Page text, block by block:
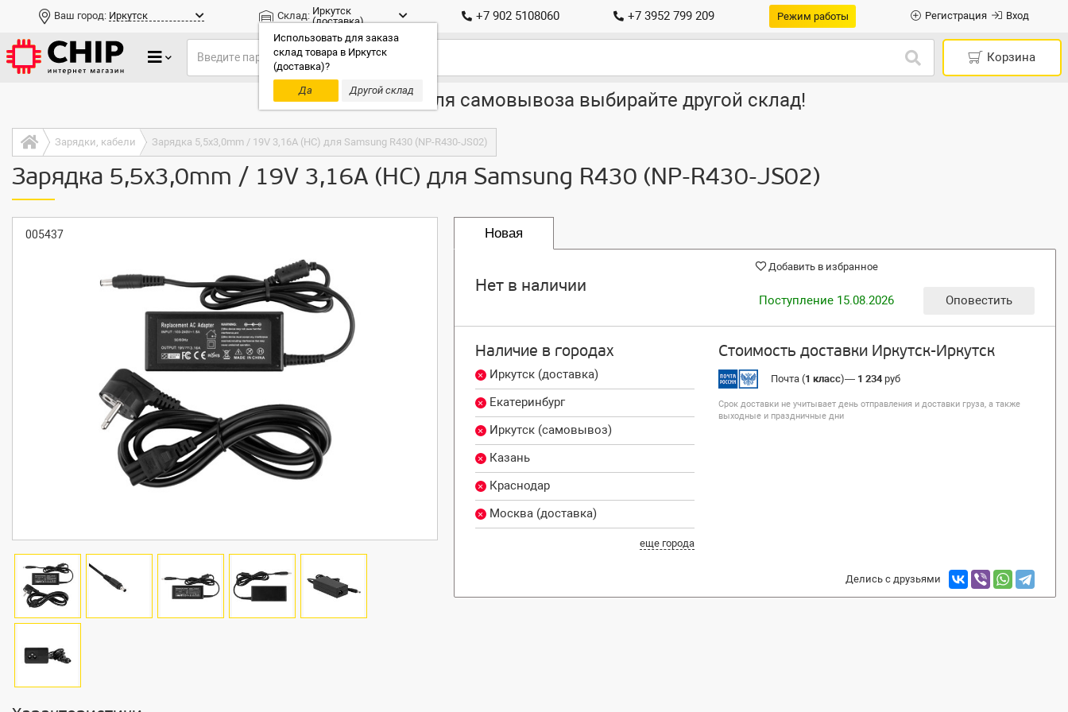
Ваш город: Иркутск Склад: Иркутск
(доставка)
Использовать для заказа
склад товара в Иркутск
(доставка)?
Да
Другой склад
+7 902 5108060 +7 3952 799 209 Режим работы Регистрация Вход
Корзина
Только доставка, для самовывоза выбирайте другой склад!
Зарядки, кабели Зарядка 5,5x3,0mm / 19V 3,16A (HC) для Samsung R430 (NP-R430-JS02)
Зарядка 5,5x3,0mm / 19V 3,16A (HC) для Samsung R430 (NP-R430-JS02)
005437 Новая
Нет в наличии
Добавить в избранное
Поступление 15.08.2026 Оповестить
Наличие в городах
Иркутск (доставка)
Екатеринбург
Иркутск (самовывоз)
Казань
Краснодар
Москва (доставка)
еще города
Стоимость доставки Иркутск-Иркутск
Почта (1 класс)— 1 234руб
Срок доставки не учитывает день отправления и доставки груза, а также
выходные и праздничные дни
Делись с друзьями